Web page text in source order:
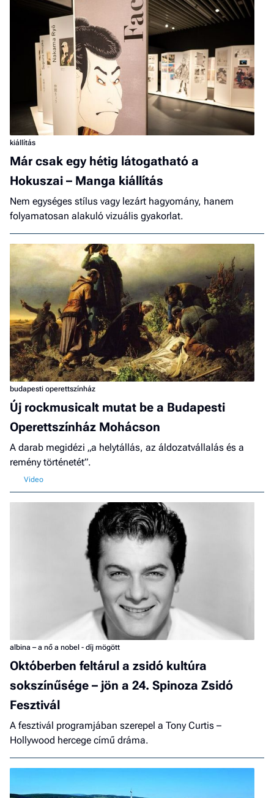
kiállítás
Már csak egy hétig látogatható a
Hokuszai – Manga kiállítás
Nem egységes stílus vagy lezárt hagyomány, hanem
folyamatosan alakuló vizuális gyakorlat.
budapesti operettszínház
Új rockmusicalt mutat be a Budapesti
Operettszínház Mohácson
A darab megidézi „a helytállás, az áldozatvállalás és a
remény történetét”.
albina – a nő a nobel - díj mögött
Októberben feltárul a zsidó kultúra
sokszínűsége – jön a 24. Spinoza Zsidó
Fesztivál
A fesztivál programjában szerepel a Tony Curtis –
Hollywood hercege című dráma.